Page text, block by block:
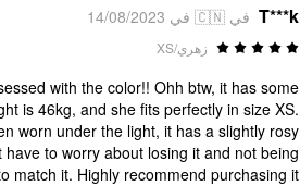
T***k في 🇨🇳 في 14/08/2023
زهري/XS
with the color!! Ohh btw, it has some
is 46kg, and she fits perfectly in size XS.
worn under the light, it has a slightly rosy
to worry about losing it and not being
match it. Highly recommend purchasing it~